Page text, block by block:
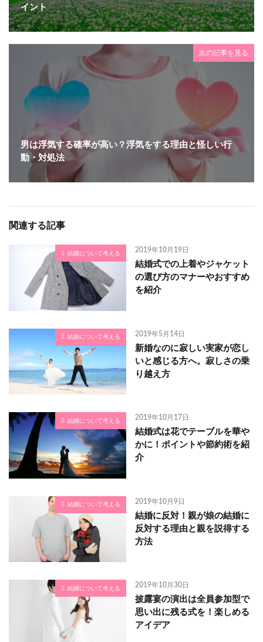
イント
次の記事を見る
男は浮気する確率が高い？浮気をする理由と怪しい行
動・対処法
関連する記事
結婚について考える 2019年10月19日
結婚式での上着やジャケット
の選び方のマナーやおすすめ
を紹介
結婚について考える 2019年5月14日
新婚なのに寂しい実家が恋し
いと感じる方へ。寂しさの乗
り越え方
結婚について考える 2019年10月17日
結婚式は花でテーブルを華や
かに！ポイントや節約術を紹
介
結婚について考える 2019年10月9日
結婚に反対！親が娘の結婚に
反対する理由と親を説得する
方法
結婚について考える 2019年10月30日
披露宴の演出は全員参加型で
思い出に残る式を！楽しめる
アイデア